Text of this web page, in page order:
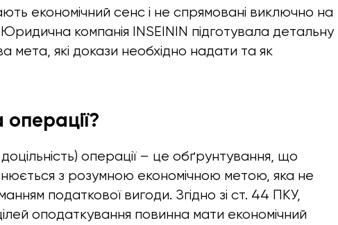
економічний сенс і не спрямовані виключно на
компанія INSEININ підготувала детальну
мета, які докази необхідно надати та як
операції – це обґрунтування, що
з розумною економічною метою, яка не
податкової вигоди. Згідно зі ст. 44 ПКУ,
оподаткування повинна мати економічний